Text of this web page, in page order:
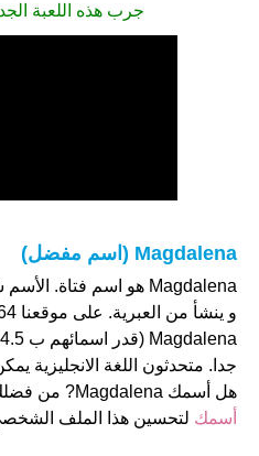
جرب هذه اللعبة
Magdalena (اسم مفضل)
جدا. متحدثون اللغة الانجليزية
هل أسمك Magdalena? من فضلك اجب على
أسمك لتحسين هذا الملف